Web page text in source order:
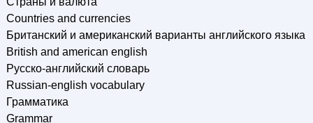
Countries and currencies
Британский и американский варианты английского языка
British and american english
Русско-английский словарь
Russian-english vocabulary
Грамматика
Grammar